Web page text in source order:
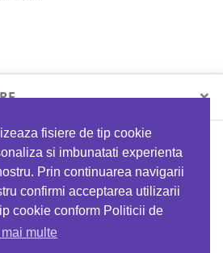
fisiere de tip cookie
si imbunatati experienta
Prin continuarea navigarii
confirmi acceptarea utilizarii
cookie conform Politicii de
multe
×
orice comandă folosind codul
EATTRACK